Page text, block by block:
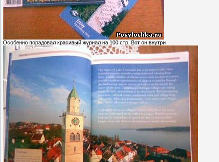
Особенно порадовал красивый журнал на 100 стр. Вот он внутри